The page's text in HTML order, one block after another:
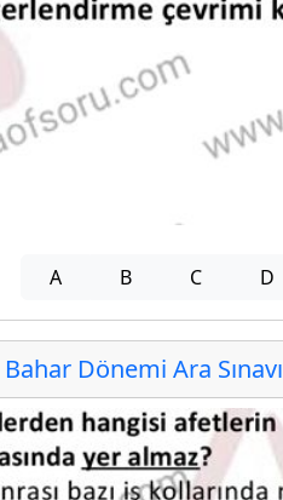
A B C D
Dönemi Ara Sınavı